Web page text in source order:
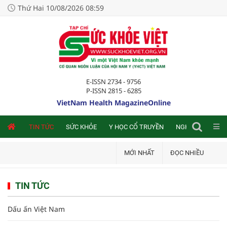
Thứ Hai 10/08/2026 08:59
E-ISSN 2734 - 9756
P-ISSN 2815 - 6285
VietNam Health MagazineOnline
TIN TỨC SỨC KHỎE Y HỌC CỔ TRUYỀN NGHIÊN CỨU
MỚI NHẤT ĐỌC NHIỀU
TIN TỨC
Dấu ấn Việt Nam